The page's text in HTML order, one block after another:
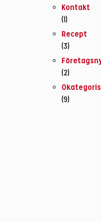
Kontakt
(1)
Recept
(3)
(2)
(9)